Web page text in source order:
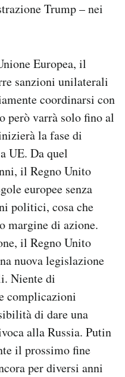
Trump – nei
Europea, il
sanzioni unilaterali
coordinarsi con
però varrà solo fino al
la fase di
UE. Da quel
il Regno Unito
europee senza
politici, cosa che
margine di azione.
il Regno Unito
nuova legislazione
Niente di
complicazioni
di dare una
alla Russia. Putin
il prossimo fine
per diversi anni